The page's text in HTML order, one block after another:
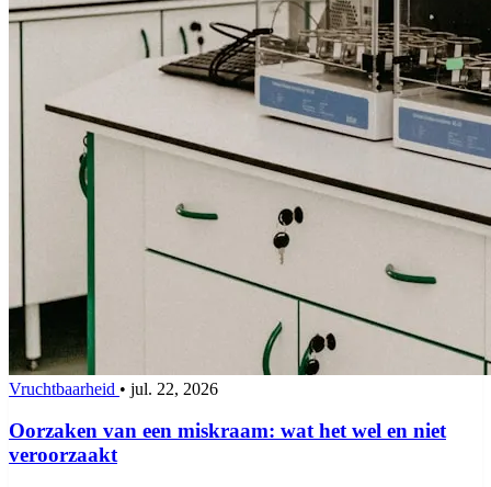
Vruchtbaarheid • jul. 22, 2026
Oorzaken van een miskraam: wat het wel en niet
veroorzaakt